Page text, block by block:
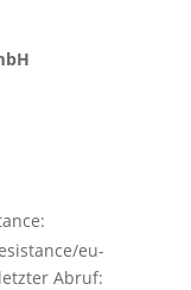
eu-
Abruf: